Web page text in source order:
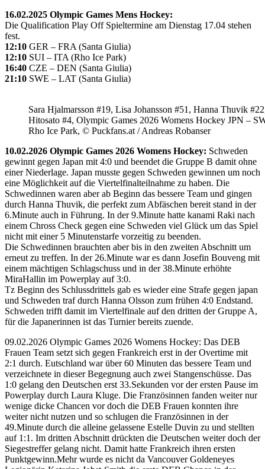
16.02.2025 Olympic Games Mens Hockey:
Die Qualification Play Off Spieltermine am Dienstag 17.04 stehen
fest.
12:10 GER – FRA (Santa Giulia)
12:10 SUI – ITA (Rho Ice Park)
16:40 CZE – DEN (Santa Giulia)
21:10 SWE – LAT (Santa Giulia)
Sara Hjalmarsson #19, Lisa Johansson #51, Hanna Thuvik
Hitosato #4, Olympic Games 2026 Womens Hockey JPN –
Rho Ice Park, © Puckfans.at / Andreas Robanser
10.02.2026 Olympic Games 2026 Womens Hockey: Schweden
gewinnt gegen Japan mit 4:0 und beendet die Gruppe B damit ohne
einer Niederlage. Japan musste gegen Schweden gewinnen um noch
eine Möglichkeit auf die Viertelfinalteilnahme zu haben. Die
Schwedinnen waren aber ab Beginn das bessere Team und gingen
durch Hanna Thuvik, die perfekt zum Abfäschen bereit stand in der
6.Minute auch in Führung. In der 9.Minute hatte kanami Raki nach
einem Chross Check gegen eine Schweden viel Glück um das Spiel
nicht mit einer 5 Minutenstarfe vorzeitig zu beenden.
Die Schwedinnen brauchten aber bis in den zweiten Abschnitt um
erneut zu treffen. In der 26.Minute war es dann Josefin Bouveng mit
einem mächtigen Schlagschuss und in der 38.Minute erhöhte
MiraHallin im Powerplay auf 3:0.
Tz Beginn des Schlussdrittels gab es wieder eine Strafe gegen japan
und Schweden traf durch Hanna Olsson zum frühen 4:0 Endstand.
Schweden trifft damit im Viertelfinale auf den dritten der Gruppe A,
für die Japanerinnen ist das Turnier bereits zuende.
09.02.2026 Olympic Games 2026 Womens Hockey: Das DEB
Frauen Team setzt sich gegen Frankreich erst in der Overtime mit
2:1 durch. Eutschland war über 60 Minuten das bessere Team und
verzeichnete in dieser Begegnung auch zwei Stangenschüsse. Das
1:0 gelang den Deutschen erst 33.Sekunden vor der ersten Pause im
Powerplay durch Laura Kluge. Die Französinnen fanden weiter nur
wenige dicke Chancen vor doch die DEB Frauen konnten ihre
weiter nicht nutzen und so schlugen die Französinnen in der
49.Minute durch die alleine gelassene Estelle Duvin zu und stellten
auf 1:1. Im dritten Abschnitt drückten die Deutschen weiter doch der
Siegestreffer gelang nicht. Damit hatte Frankreich ihren ersten
Punktgewinn.Mehr wurde es nicht da Vancouver Goldeneyes